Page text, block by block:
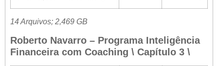
14 Arquivos; 2,469 GB
Roberto Navarro – Programa Inteligência
Financeira com Coaching \ Capítulo 3 \